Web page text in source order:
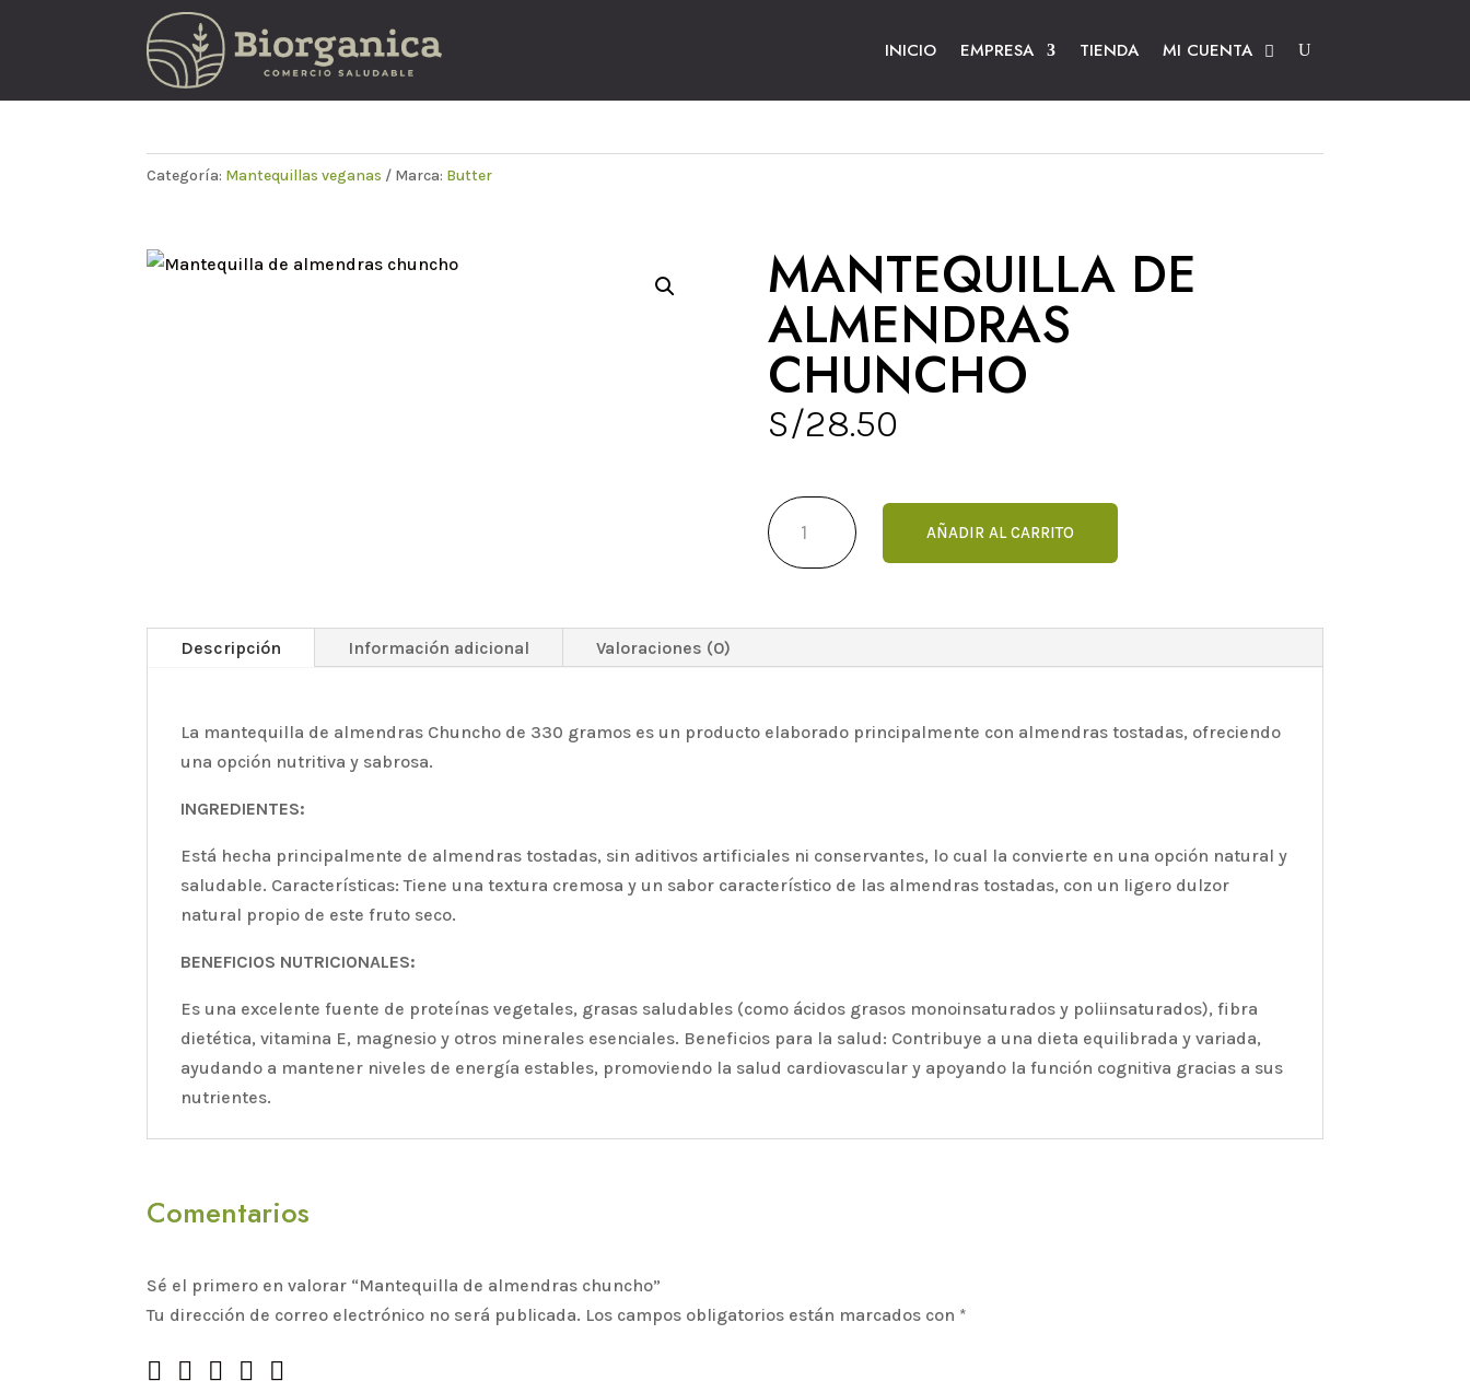
INICIO EMPRESA TIENDA MI CUENTA
Categoría: Mantequillas veganas Marca: Butter
MANTEQUILLA DE
ALMENDRAS
CHUNCHO
S/28.50
Mantequilla
de
almendras
cantidad
AÑADIR AL CARRITO
Descripción Información adicional Valoraciones (0)
La mantequilla de almendras Chuncho de 330 gramos es un producto elaborado principalmente con almendras tostadas, ofreciendo
una opción nutritiva y sabrosa.
INGREDIENTES:
Está hecha principalmente de almendras tostadas, sin aditivos artificiales ni conservantes, lo cual la convierte en una opción natural y
saludable. Características: Tiene una textura cremosa y un sabor característico de las almendras tostadas, con un ligero dulzor
natural propio de este fruto seco.
BENEFICIOS NUTRICIONALES:
Es una excelente fuente de proteínas vegetales, grasas saludables (como ácidos grasos monoinsaturados y poliinsaturados), fibra
dietética, vitamina E, magnesio y otros minerales esenciales. Beneficios para la salud: Contribuye a una dieta equilibrada y variada,
ayudando a mantener niveles de energía estables, promoviendo la salud cardiovascular y apoyando la función cognitiva gracias a sus
nutrientes.
Comentarios
Sé el primero en valorar “Mantequilla de almendras chuncho”
Tu dirección de correo electrónico no será publicada. Los campos obligatorios están marcados con *